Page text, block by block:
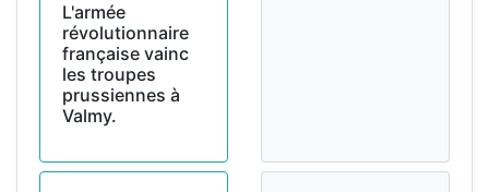
L'armée
révolutionnaire
française vainc
les troupes
prussiennes à
Valmy.